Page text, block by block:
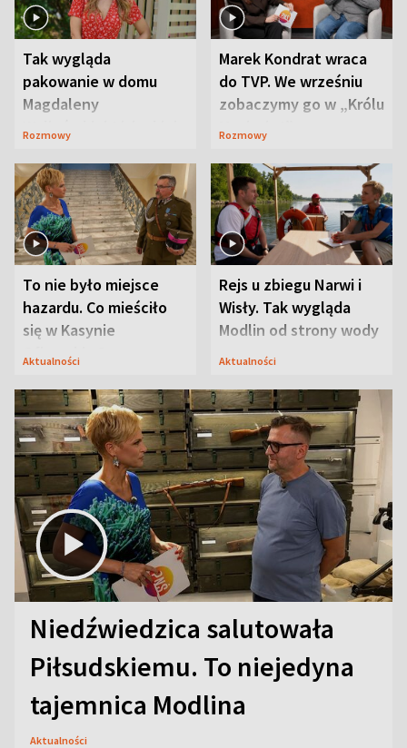
Tak wygląda
pakowanie w domu
Magdaleny
Waligórskiej-Lisieckiej.
Rozmowy
Marek Kondrat wraca
do TVP. We wrześniu
zobaczymy go w „Królu
Maciusiu I”
Rozmowy
To nie było miejsce
hazardu. Co mieściło
się w Kasynie
Oficerskim?
Aktualności
Rejs u zbiegu Narwi i
Wisły. Tak wygląda
Modlin od strony wody
Aktualności
Niedźwiedzica salutowała
Piłsudskiemu. To niejedyna
tajemnica Modlina
Aktualności